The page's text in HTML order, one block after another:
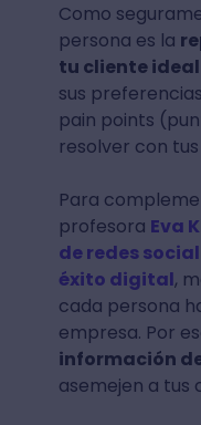
Como
persona es la
tu cliente ideal
sus
pain points
resolver con
Para
profesora Eva
de redes
éxito digital,
cada persona
empresa. Por
información
asemejen a tus